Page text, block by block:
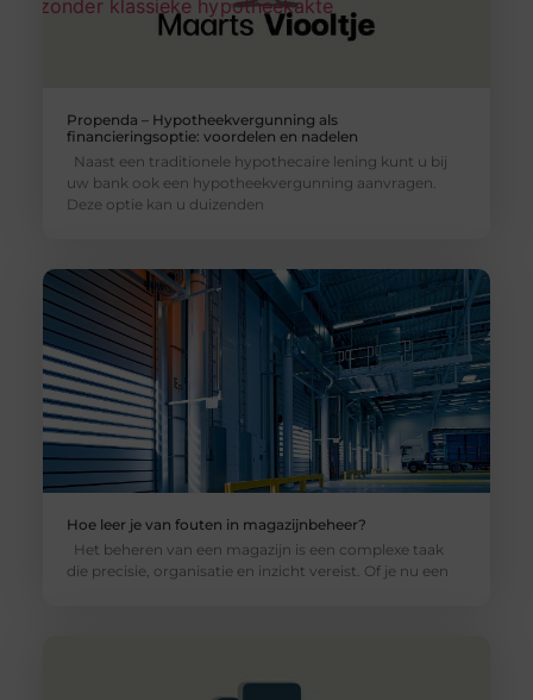
Propenda – Hypotheekvergunning als
financieringsoptie: voordelen en nadelen
Naast een traditionele hypothecaire lening kunt u bij
uw bank ook een hypotheekvergunning aanvragen.
Deze optie kan u duizenden
Hoe leer je van fouten in magazijnbeheer?
Het beheren van een magazijn is een complexe taak
die precisie, organisatie en inzicht vereist. Of je nu een